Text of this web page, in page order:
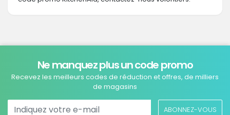
Ne manquez plus un code promo
Recevez les meilleurs codes de réduction et offres, de milliers
de magasins
ABONNEZ-VOUS